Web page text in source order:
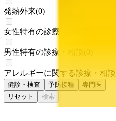
発熱外来(0)
女性特有の診療・相談
男性特有の診療・相談 ( 0 )
アレルギーに関する診療・相談
健診・検査 予防接種
専門医
リセット
検索